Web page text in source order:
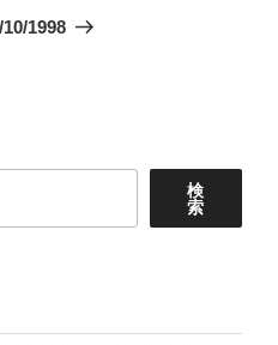
1998
検
索